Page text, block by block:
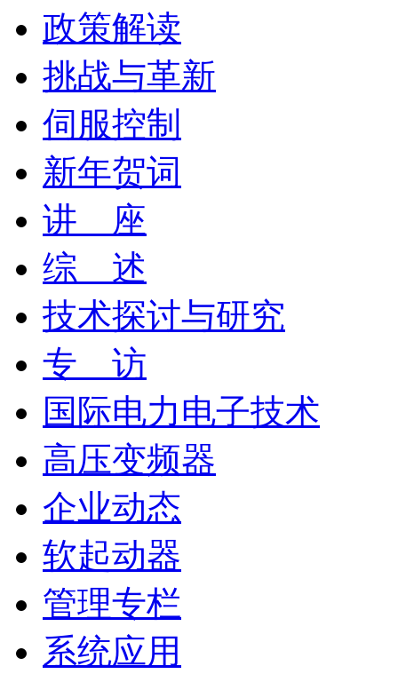
政策解读
挑战与革新
伺服控制
新年贺词
讲 座
综 述
技术探讨与研究
专 访
国际电力电子技术
高压变频器
企业动态
软起动器
管理专栏
系统应用